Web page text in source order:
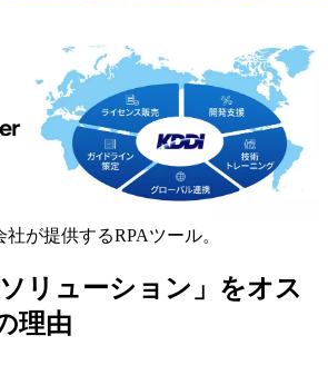
社が提供するRPAツール。
ソリューション」をオス
理由